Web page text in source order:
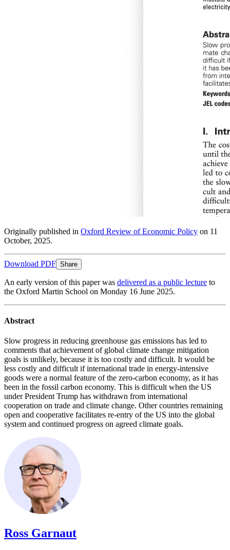
Originally published in ​​​​‌ ‍ ​‍​‍‌‍ ‌ ​‍‌‍‍‌‌‍‌ ‌‍‍‌‌‍ ‍​‍​‍​ ‍‍​‍​‍‌ ​ ‌‍​‌‌‍ ‍‌‍‍‌‌ ‌​‌ ‍‌​‍ ‍‌‍‍‌‌‍ ​‍​‍​‍ ​​‍​‍‌‍‍​‌ ​‍‌‍‌‌‌‍‌‍​‍​‍​ ‍‍​‍​‍‌‍‍​‌ ‌​‌ ‌​‌ ​​​ ‍‍​‍ ​‍ ‌‍ ​‌‍ ‌‍​ ‌‍​‌‌‍ ​‌‍‍​‌‍ ‌ ​ ‌ ‌​​ ‍‍​ ​ ​ ​ ​ ​ ​ ​ ​‍ ‌‍‍‌‌‍ ‍‌ ‌​‌‍‌‌‌‍ ‍‌ ‌​​‍ ‌‍‌‌‌‍‌​‌‍‍‌‌ ‌​​‍ ‌‍ ‌‌‍ ‌‍‌​‌‍‌‌​ ‌‌ ​​‌ ​‍‌‍‌‌‌ ​ ‌‍‌‌‌‍ ‍‌ ‌​‌‍​‌‌ ‌​‌‍‍‌‌‍ ‌‍ ‍​ ‍ ‌‍‍‌‌‍‌​​ ‌‌‍‌‍‌‍‌​​ ​‍​ ​​​ ‌​‌‍​‍​ ​ ‌‍‌‍​‍ ‌​ ​ ​ ‌‍‌‍‌​​ ‍​​‍ ‌​ ‌​‌‍​‌​ ​‍​ ‌‍​‍ ‌‌‍​‍‌‍​‍‌‍​‍‌‍‌‍​‍ ‌​ ‌​‌‍​‌‌‍​‍​ ‍‌‌‍​‍​ ‌‌‌‍​‌​ ‌‍​ ‍‌​ ‍​​ ​ ​ ‍​​ ‍ ‌ ‌​‌ ‍‌‌ ​​‌‍‌‌​ ‌‌ ‌ ‌‍ ‌ ​‍‌‍‍ ​ ‍ ‌ ​​‌‍​‌‌ ‌​‌‍‍​​ ‌‌‍ ​‌‍ ‌‍​ ‌‍​‌‌ ‌​‌‍‍‌‌‍ ‌‍ ‍‌‌​‍‌‍‌‌‌‍‌‍‌‍‌‌‌ ​‍‌‍‌‌‌‍ ‍‌‍​ ‌‍‌‌​‍‌‌​ ‌‌‌​​‍‌‌ ‌‍‍ ‌‍‌‌‌ ‍‌​‍‌‌​ ​ ‌​‌​​‍‌‌​ ​ ‌​‌​​‍‌‌​ ​‍​ ​‍​ ​ ​ ‌​​ ​ ​ ‌‌​ ‌ ‌‍​‌​ ​‌‌‍‌‍‌‍‌‌​ ​‍​ ‌‌​ ‍‌​‍‌‌​ ​‍​ ​‍​‍‌‌​ ‌‌‌​‌​​‍ ‍‌‍​ ‌‍‍​‌‍‍‌‌‍ ​‌‍‌​‌ ​‍‌‍‌‌‌‍ ‍​‍‌‌​ ‌‌‌​​‍‌‌ ‌‍‍ ‌‍‌‌‌ ‍‌​‍‌‌​ ​ ‌​‌​​‍‌‌​ ​ ‌​‌​​‍‌‌​ ​‍​ ​‍​ ‌​​ ​​​ ‍‌‌‍‌​​ ‌ ‌‍‌​​ ​‌​ ‌‍​ ​‍​ ‌ ‌‍‌‌​ ​‍​‍‌‌​ ​‍​ ​‍​‍‌‌​ ‌‌‌​‌​​‍ ‍‌ ‌​‌‍‌‌‌ ‍​‌ ‌​​ ‌‍​‍‌‍​‌‌ ​ ‌‍‌‌‌‌‌‌‌ ​‍‌‍ ​​ ‌‌‍‍​‌ ‌​‌ ‌​‌ ​​​‍‌‌​ ​ ‌​​‌​‍‌‌​ ​‍‌​‌‍​‍‌‌​ ​‍‌​‌‍‌‍ ​‌‍ ‌‍​ ‌‍​‌‌‍ ​‌‍‍​‌‍ ‌ ​ ‌ ‌​​‍‌‌​ ​ ‌​​‌​ ​ ​ ​ ​ ​ ​ ​ ​‍‌‍‌‍‍‌‌‍‌​​ ‌‌‍‌‍‌‍‌​​ ​‍​ ​​​ ‌​‌‍​‍​ ​ ‌‍‌‍​‍ ‌​ ​ ​ ‌‍‌‍‌​​ ‍​​‍ ‌​ ‌​‌‍​‌​ ​‍​ ‌‍​‍ ‌‌‍​‍‌‍​‍‌‍​‍‌‍‌‍​‍ ‌​ ‌​‌‍​‌‌‍​‍​ ‍‌‌‍​‍​ ‌‌‌‍​‌​ ‌‍​ ‍‌​ ‍​​ ​ ​ ‍​​‍‌‍‌ ‌​‌ ‍‌‌ ​​‌‍‌‌​ ‌‌ ‌ ‌‍ ‌ ​‍‌‍‍ ​‍‌‍‌ ​​‌‍​‌‌ ‌​‌‍‍​​ ‌‌‍ ​‌‍ ‌‍​ ‌‍​‌‌ ‌​‌‍‍‌‌‍ ‌‍ ‍‌‌​‍‌‍‌‌‌‍‌‍‌‍‌‌‌ ​‍‌‍‌‌‌‍ ‍‌‍​ ‌‍‌‌​‍‌‌​ ‌‌‌​​‍‌‌ ‌‍‍ ‌‍‌‌‌ ‍‌​‍‌‌​ ​ ‌​‌​​‍‌‌​ ​ ‌​‌​​‍‌‌​ ​‍​ ​‍​ ​ ​ ‌​​ ​ ​ ‌‌​ ‌ ‌‍​‌​ ​‌‌‍‌‍‌‍‌‌​ ​‍​ ‌‌​ ‍‌​‍‌‌​ ​‍​ ​‍​‍‌‌​ ‌‌‌​‌​​‍ ‍‌‍​ ‌‍‍​‌‍‍‌‌‍ ​‌‍‌​‌ ​‍‌‍‌‌‌‍ ‍​‍‌‌​ ‌‌‌​​‍‌‌ ‌‍‍ ‌‍‌‌‌ ‍‌​‍‌‌​ ​ ‌​‌​​‍‌‌​ ​ ‌​‌​​‍‌‌​ ​‍​ ​‍​ ‌​​ ​​​ ‍‌‌‍‌​​ ‌ ‌‍‌​​ ​‌​ ‌‍​ ​‍​ ‌ ‌‍‌‌​ ​‍​‍‌‌​ ​‍​ ​‍​‍‌‌​ ‌‌‌​‌​​‍ ‍‌ ‌​‌‍‌‌‌ ‍​‌ ‌​​‍‌‍‌ ​​‌‍‌‌‌ ​‍‌ ​ ‌ ​​‌‍‌‌‌‍​ ‌ ‌​‌‍‍‌‌ ‌‍‌‍‌‌​ ‌‌ ​​‌ ‌‌‌‍​‍‌‍ ​‌‍‍‌‌ ​ ‌‍‍​‌‍‌‌‌‍‌​​‍​‍‌ ‌ Oxford Review of Economic Policy​​​​‌ ‍ ​‍​‍‌‍ ‌ ​‍‌‍‍‌‌‍‌ ‌‍‍‌‌‍ ‍​‍​‍​ ‍‍​‍​‍‌ ​ ‌‍​‌‌‍ ‍‌‍‍‌‌ ‌​‌ ‍‌​‍ ‍‌‍‍‌‌‍ ​‍​‍​‍ ​​‍​‍‌‍‍​‌ ​‍‌‍‌‌‌‍‌‍​‍​‍​ ‍‍​‍​‍‌‍‍​‌ ‌​‌ ‌​‌ ​​​ ‍‍​‍ ​‍ ‌‍ ​‌‍ ‌‍​ ‌‍​‌‌‍ ​‌‍‍​‌‍ ‌ ​ ‌ ‌​​ ‍‍​ ​ ​ ​ ​ ​ ​ ​ ​‍ ‌‍‍‌‌‍ ‍‌ ‌​‌‍‌‌‌‍ ‍‌ ‌​​‍ ‌‍‌‌‌‍‌​‌‍‍‌‌ ‌​​‍ ‌‍ ‌‌‍ ‌‍‌​‌‍‌‌​ ‌‌ ​​‌ ​‍‌‍‌‌‌ ​ ‌‍‌‌‌‍ ‍‌ ‌​‌‍​‌‌ ‌​‌‍‍‌‌‍ ‌‍ ‍​ ‍ ‌‍‍‌‌‍‌​​ ‌‌‍‌‍‌‍‌​​ ​‍​ ​​​ ‌​‌‍​‍​ ​ ‌‍‌‍​‍ ‌​ ​ ​ ‌‍‌‍‌​​ ‍​​‍ ‌​ ‌​‌‍​‌​ ​‍​ ‌‍​‍ ‌‌‍​‍‌‍​‍‌‍​‍‌‍‌‍​‍ ‌​ ‌​‌‍​‌‌‍​‍​ ‍‌‌‍​‍​ ‌‌‌‍​‌​ ‌‍​ ‍‌​ ‍​​ ​ ​ ‍​​ ‍ ‌ ‌​‌ ‍‌‌ ​​‌‍‌‌​ ‌‌ ‌ ‌‍ ‌ ​‍‌‍‍ ​ ‍ ‌ ​​‌‍​‌‌ ‌​‌‍‍​​ ‌‌‍ ​‌‍ ‌‍​ ‌‍​‌‌ ‌​‌‍‍‌‌‍ ‌‍ ‍‌‌​‍‌‍‌‌‌‍‌‍‌‍‌‌‌ ​‍‌‍‌‌‌‍ ‍‌‍​ ‌‍‌‌​‍‌‌​ ‌‌‌​​‍‌‌ ‌‍‍ ‌‍‌‌‌ ‍‌​‍‌‌​ ​ ‌​‌​​‍‌‌​ ​ ‌​‌​​‍‌‌​ ​‍​ ​‍​ ​ ​ ‌​​ ​ ​ ‌‌​ ‌ ‌‍​‌​ ​‌‌‍‌‍‌‍‌‌​ ​‍​ ‌‌​ ‍‌​‍‌‌​ ​‍​ ​‍​‍‌‌​ ‌‌‌​‌​​‍ ‍‌‍​ ‌‍‍​‌‍‍‌‌‍ ​‌‍‌​‌ ​‍‌‍‌‌‌‍ ‍​‍‌‌​ ‌‌‌​​‍‌‌ ‌‍‍ ‌‍‌‌‌ ‍‌​‍‌‌​ ​ ‌​‌​​‍‌‌​ ​ ‌​‌​​‍‌‌​ ​‍​ ​‍​ ‌‍​ ‍​‌‍​ ​ ‌‍​ ​‌‌‍​ ‌‍​‌‌‍‌​​ ‌​​ ‌ ‌‍‌​​ ‍​​‍‌‌​ ​‍​ ​‍​‍‌‌​ ‌‌‌​‌​​‍ ‍‌ ‌​‌‍‌‌‌ ‍​‌ ‌​​ ‌‍​‍‌‍​‌‌ ​ ‌‍‌‌‌‌‌‌‌ ​‍‌‍ ​​ ‌‌‍‍​‌ ‌​‌ ‌​‌ ​​​‍‌‌​ ​ ‌​​‌​‍‌‌​ ​‍‌​‌‍​‍‌‌​ ​‍‌​‌‍‌‍ ​‌‍ ‌‍​ ‌‍​‌‌‍ ​‌‍‍​‌‍ ‌ ​ ‌ ‌​​‍‌‌​ ​ ‌​​‌​ ​ ​ ​ ​ ​ ​ ​ ​‍‌‍‌‍‍‌‌‍‌​​ ‌‌‍‌‍‌‍‌​​ ​‍​ ​​​ ‌​‌‍​‍​ ​ ‌‍‌‍​‍ ‌​ ​ ​ ‌‍‌‍‌​​ ‍​​‍ ‌​ ‌​‌‍​‌​ ​‍​ ‌‍​‍ ‌‌‍​‍‌‍​‍‌‍​‍‌‍‌‍​‍ ‌​ ‌​‌‍​‌‌‍​‍​ ‍‌‌‍​‍​ ‌‌‌‍​‌​ ‌‍​ ‍‌​ ‍​​ ​ ​ ‍​​‍‌‍‌ ‌​‌ ‍‌‌ ​​‌‍‌‌​ ‌‌ ‌ ‌‍ ‌ ​‍‌‍‍ ​‍‌‍‌ ​​‌‍​‌‌ ‌​‌‍‍​​ ‌‌‍ ​‌‍ ‌‍​ ‌‍​‌‌ ‌​‌‍‍‌‌‍ ‌‍ ‍‌‌​‍‌‍‌‌‌‍‌‍‌‍‌‌‌ ​‍‌‍‌‌‌‍ ‍‌‍​ ‌‍‌‌​‍‌‌​ ‌‌‌​​‍‌‌ ‌‍‍ ‌‍‌‌‌ ‍‌​‍‌‌​ ​ ‌​‌​​‍‌‌​ ​ ‌​‌​​‍‌‌​ ​‍​ ​‍​ ​ ​ ‌​​ ​ ​ ‌‌​ ‌ ‌‍​‌​ ​‌‌‍‌‍‌‍‌‌​ ​‍​ ‌‌​ ‍‌​‍‌‌​ ​‍​ ​‍​‍‌‌​ ‌‌‌​‌​​‍ ‍‌‍​ ‌‍‍​‌‍‍‌‌‍ ​‌‍‌​‌ ​‍‌‍‌‌‌‍ ‍​‍‌‌​ ‌‌‌​​‍‌‌ ‌‍‍ ‌‍‌‌‌ ‍‌​‍‌‌​ ​ ‌​‌​​‍‌‌​ ​ ‌​‌​​‍‌‌​ ​‍​ ​‍​ ‌‍​ ‍​‌‍​ ​ ‌‍​ ​‌‌‍​ ‌‍​‌‌‍‌​​ ‌​​ ‌ ‌‍‌​​ ‍​​‍‌‌​ ​‍​ ​‍​‍‌‌​ ‌‌‌​‌​​‍ ‍‌ ‌​‌‍‌‌‌ ‍​‌ ‌​​‍‌‍‌ ​​‌‍‌‌‌ ​‍‌ ​ ‌ ​​‌‍‌‌‌‍​ ‌ ‌​‌‍‍‌‌ ‌‍‌‍‌‌​ ‌‌ ​​‌ ‌‌‌‍​‍‌‍ ​‌‍‍‌‌ ​ ‌‍‍​‌‍‌‌‌‍‌​​‍​‍‌ ‌ on 11
October, 2025. ​​​​‌ ‍ ​‍​‍‌‍ ‌ ​‍‌‍‍‌‌‍‌ ‌‍‍‌‌‍ ‍​‍​‍​ ‍‍​‍​‍‌ ​ ‌‍​‌‌‍ ‍‌‍‍‌‌ ‌​‌ ‍‌​‍ ‍‌‍‍‌‌‍ ​‍​‍​‍ ​​‍​‍‌‍‍​‌ ​‍‌‍‌‌‌‍‌‍​‍​‍​ ‍‍​‍​‍‌‍‍​‌ ‌​‌ ‌​‌ ​​​ ‍‍​‍ ​‍ ‌‍ ​‌‍ ‌‍​ ‌‍​‌‌‍ ​‌‍‍​‌‍ ‌ ​ ‌ ‌​​ ‍‍​ ​ ​ ​ ​ ​ ​ ​ ​‍ ‌‍‍‌‌‍ ‍‌ ‌​‌‍‌‌‌‍ ‍‌ ‌​​‍ ‌‍‌‌‌‍‌​‌‍‍‌‌ ‌​​‍ ‌‍ ‌‌‍ ‌‍‌​‌‍‌‌​ ‌‌ ​​‌ ​‍‌‍‌‌‌ ​ ‌‍‌‌‌‍ ‍‌ ‌​‌‍​‌‌ ‌​‌‍‍‌‌‍ ‌‍ ‍​ ‍ ‌‍‍‌‌‍‌​​ ‌‌‍‌‍‌‍‌​​ ​‍​ ​​​ ‌​‌‍​‍​ ​ ‌‍‌‍​‍ ‌​ ​ ​ ‌‍‌‍‌​​ ‍​​‍ ‌​ ‌​‌‍​‌​ ​‍​ ‌‍​‍ ‌‌‍​‍‌‍​‍‌‍​‍‌‍‌‍​‍ ‌​ ‌​‌‍​‌‌‍​‍​ ‍‌‌‍​‍​ ‌‌‌‍​‌​ ‌‍​ ‍‌​ ‍​​ ​ ​ ‍​​ ‍ ‌ ‌​‌ ‍‌‌ ​​‌‍‌‌​ ‌‌ ‌ ‌‍ ‌ ​‍‌‍‍ ​ ‍ ‌ ​​‌‍​‌‌ ‌​‌‍‍​​ ‌‌‍ ​‌‍ ‌‍​ ‌‍​‌‌ ‌​‌‍‍‌‌‍ ‌‍ ‍‌‌​‍‌‍‌‌‌‍‌‍‌‍‌‌‌ ​‍‌‍‌‌‌‍ ‍‌‍​ ‌‍‌‌​‍‌‌​ ‌‌‌​​‍‌‌ ‌‍‍ ‌‍‌‌‌ ‍‌​‍‌‌​ ​ ‌​‌​​‍‌‌​ ​ ‌​‌​​‍‌‌​ ​‍​ ​‍​ ​ ​ ‌​​ ​ ​ ‌‌​ ‌ ‌‍​‌​ ​‌‌‍‌‍‌‍‌‌​ ​‍​ ‌‌​ ‍‌​‍‌‌​ ​‍​ ​‍​‍‌‌​ ‌‌‌​‌​​‍ ‍‌‍​ ‌‍‍​‌‍‍‌‌‍ ​‌‍‌​‌ ​‍‌‍‌‌‌‍ ‍​‍‌‌​ ‌‌‌​​‍‌‌ ‌‍‍ ‌‍‌‌‌ ‍‌​‍‌‌​ ​ ‌​‌​​‍‌‌​ ​ ‌​‌​​‍‌‌​ ​‍​ ​‍‌‍​‍​ ‌‌‌‍‌​​ ​‍​ ​‍‌‍‌‌‌‍‌‌‌‍​‍‌‍‌​​ ​‍‌‍​‍‌‍​ ​‍‌‌​ ​‍​ ​‍​‍‌‌​ ‌‌‌​‌​​‍ ‍‌ ‌​‌‍‌‌‌ ‍​‌ ‌​​ ‌‍​‍‌‍​‌‌ ​ ‌‍‌‌‌‌‌‌‌ ​‍‌‍ ​​ ‌‌‍‍​‌ ‌​‌ ‌​‌ ​​​‍‌‌​ ​ ‌​​‌​‍‌‌​ ​‍‌​‌‍​‍‌‌​ ​‍‌​‌‍‌‍ ​‌‍ ‌‍​ ‌‍​‌‌‍ ​‌‍‍​‌‍ ‌ ​ ‌ ‌​​‍‌‌​ ​ ‌​​‌​ ​ ​ ​ ​ ​ ​ ​ ​‍‌‍‌‍‍‌‌‍‌​​ ‌‌‍‌‍‌‍‌​​ ​‍​ ​​​ ‌​‌‍​‍​ ​ ‌‍‌‍​‍ ‌​ ​ ​ ‌‍‌‍‌​​ ‍​​‍ ‌​ ‌​‌‍​‌​ ​‍​ ‌‍​‍ ‌‌‍​‍‌‍​‍‌‍​‍‌‍‌‍​‍ ‌​ ‌​‌‍​‌‌‍​‍​ ‍‌‌‍​‍​ ‌‌‌‍​‌​ ‌‍​ ‍‌​ ‍​​ ​ ​ ‍​​‍‌‍‌ ‌​‌ ‍‌‌ ​​‌‍‌‌​ ‌‌ ‌ ‌‍ ‌ ​‍‌‍‍ ​‍‌‍‌ ​​‌‍​‌‌ ‌​‌‍‍​​ ‌‌‍ ​‌‍ ‌‍​ ‌‍​‌‌ ‌​‌‍‍‌‌‍ ‌‍ ‍‌‌​‍‌‍‌‌‌‍‌‍‌‍‌‌‌ ​‍‌‍‌‌‌‍ ‍‌‍​ ‌‍‌‌​‍‌‌​ ‌‌‌​​‍‌‌ ‌‍‍ ‌‍‌‌‌ ‍‌​‍‌‌​ ​ ‌​‌​​‍‌‌​ ​ ‌​‌​​‍‌‌​ ​‍​ ​‍​ ​ ​ ‌​​ ​ ​ ‌‌​ ‌ ‌‍​‌​ ​‌‌‍‌‍‌‍‌‌​ ​‍​ ‌‌​ ‍‌​‍‌‌​ ​‍​ ​‍​‍‌‌​ ‌‌‌​‌​​‍ ‍‌‍​ ‌‍‍​‌‍‍‌‌‍ ​‌‍‌​‌ ​‍‌‍‌‌‌‍ ‍​‍‌‌​ ‌‌‌​​‍‌‌ ‌‍‍ ‌‍‌‌‌ ‍‌​‍‌‌​ ​ ‌​‌​​‍‌‌​ ​ ‌​‌​​‍‌‌​ ​‍​ ​‍‌‍​‍​ ‌‌‌‍‌​​ ​‍​ ​‍‌‍‌‌‌‍‌‌‌‍​‍‌‍‌​​ ​‍‌‍​‍‌‍​ ​‍‌‌​ ​‍​ ​‍​‍‌‌​ ‌‌‌​‌​​‍ ‍‌ ‌​‌‍‌‌‌ ‍​‌ ‌​​‍‌‍‌ ​​‌‍‌‌‌ ​‍‌ ​ ‌ ​​‌‍‌‌‌‍​ ‌ ‌​‌‍‍‌‌ ‌‍‌‍‌‌​ ‌‌ ​​‌ ‌‌‌‍​‍‌‍ ​‌‍‍‌‌ ​ ‌‍‍​‌‍‌‌‌‍‌​​‍​‍‌ ‌
Download PDF​​​​‌ ‍ ​‍​‍‌‍ ‌ ​‍‌‍‍‌‌‍‌ ‌‍‍‌‌‍ ‍​‍​‍​ ‍‍​‍​‍‌ ​ ‌‍​‌‌‍ ‍‌‍‍‌‌ ‌​‌ ‍‌​‍ ‍‌‍‍‌‌‍ ​‍​‍​‍ ​​‍​‍‌‍‍​‌ ​‍‌‍‌‌‌‍‌‍​‍​‍​ ‍‍​‍​‍‌‍‍​‌ ‌​‌ ‌​‌ ​​​ ‍‍​‍ ​‍ ‌‍ ​‌‍ ‌‍​ ‌‍​‌‌‍ ​‌‍‍​‌‍ ‌ ​ ‌ ‌​​ ‍‍​ ​ ​ ​ ​ ​ ​ ​ ​‍ ‌‍‍‌‌‍ ‍‌ ‌​‌‍‌‌‌‍ ‍‌ ‌​​‍ ‌‍‌‌‌‍‌​‌‍‍‌‌ ‌​​‍ ‌‍ ‌‌‍ ‌‍‌​‌‍‌‌​ ‌‌ ​​‌ ​‍‌‍‌‌‌ ​ ‌‍‌‌‌‍ ‍‌ ‌​‌‍​‌‌ ‌​‌‍‍‌‌‍ ‌‍ ‍​ ‍ ‌‍‍‌‌‍‌​​ ‌‌‍‌‍‌‍‌​​ ​‍​ ​​​ ‌​‌‍​‍​ ​ ‌‍‌‍​‍ ‌​ ​ ​ ‌‍‌‍‌​​ ‍​​‍ ‌​ ‌​‌‍​‌​ ​‍​ ‌‍​‍ ‌‌‍​‍‌‍​‍‌‍​‍‌‍‌‍​‍ ‌​ ‌​‌‍​‌‌‍​‍​ ‍‌‌‍​‍​ ‌‌‌‍​‌​ ‌‍​ ‍‌​ ‍​​ ​ ​ ‍​​ ‍ ‌ ‌​‌ ‍‌‌ ​​‌‍‌‌​ ‌‌ ‌ ‌‍ ‌ ​‍‌‍‍ ​ ‍ ‌ ​​‌‍​‌‌ ‌​‌‍‍​​ ‌‌‍‌​‌‍ ‌ ‌ ‌‍ ‍‌‍ ​‌‍ ‌‍​‌‌‍‌​‌ ​ ‌​​‌‌‍ ‍‌‍‌​‌​ ​‌‍‍‌‌‍ ‍‌‍‍ ‌ ​ ​‍‌‌​ ‌‌‌​​‍‌‌ ‌‍‍ ‌‍‌‌‌ ‍‌​‍‌‌​ ​ ‌​‌​​‍‌‌​ ​ ‌​‌​​‍‌‌​ ​‍​ ​‍​ ‌‍​ ‌‍‌‍‌​​ ​ ​ ‌​‌‍​‌​ ​​‌‍‌‍‌‍‌‍‌‍‌​​ ​‍‌‍‌​​‍‌‌​ ​‍​ ​‍​‍‌‌​ ‌‌‌​‌​​‍ ‍‌ ‌​‌‍‍‌‌ ‌​‌‍ ​‌‍‌‌​ ‌‍​‍‌‍​‌‌ ​ ‌‍‌‌‌‌‌‌‌ ​‍‌‍ ​​ ‌‌‍‍​‌ ‌​‌ ‌​‌ ​​​‍‌‌​ ​ ‌​​‌​‍‌‌​ ​‍‌​‌‍​‍‌‌​ ​‍‌​‌‍‌‍ ​‌‍ ‌‍​ ‌‍​‌‌‍ ​‌‍‍​‌‍ ‌ ​ ‌ ‌​​‍‌‌​ ​ ‌​​‌​ ​ ​ ​ ​ ​ ​ ​ ​‍‌‍‌‍‍‌‌‍‌​​ ‌‌‍‌‍‌‍‌​​ ​‍​ ​​​ ‌​‌‍​‍​ ​ ‌‍‌‍​‍ ‌​ ​ ​ ‌‍‌‍‌​​ ‍​​‍ ‌​ ‌​‌‍​‌​ ​‍​ ‌‍​‍ ‌‌‍​‍‌‍​‍‌‍​‍‌‍‌‍​‍ ‌​ ‌​‌‍​‌‌‍​‍​ ‍‌‌‍​‍​ ‌‌‌‍​‌​ ‌‍​ ‍‌​ ‍​​ ​ ​ ‍​​‍‌‍‌ ‌​‌ ‍‌‌ ​​‌‍‌‌​ ‌‌ ‌ ‌‍ ‌ ​‍‌‍‍ ​‍‌‍‌ ​​‌‍​‌‌ ‌​‌‍‍​​ ‌‌‍‌​‌‍ ‌ ‌ ‌‍ ‍‌‍ ​‌‍ ‌‍​‌‌‍‌​‌ ​ ‌​​‌‌‍ ‍‌‍‌​‌​ ​‌‍‍‌‌‍ ‍‌‍‍ ‌ ​ ​‍‌‌​ ‌‌‌​​‍‌‌ ‌‍‍ ‌‍‌‌‌ ‍‌​‍‌‌​ ​ ‌​‌​​‍‌‌​ ​ ‌​‌​​‍‌‌​ ​‍​ ​‍​ ‌‍​ ‌‍‌‍‌​​ ​ ​ ‌​‌‍​‌​ ​​‌‍‌‍‌‍‌‍‌‍‌​​ ​‍‌‍‌​​‍‌‌​ ​‍​ ​‍​‍‌‌​ ‌‌‌​‌​​‍ ‍‌ ‌​‌‍‍‌‌ ‌​‌‍ ​‌‍‌‌​‍‌‍‌ ​​‌‍‌‌‌ ​‍‌ ​ ‌ ​​‌‍‌‌‌‍​ ‌ ‌​‌‍‍‌‌ ‌‍‌‍‌‌​ ‌‌ ​​‌ ‌‌‌‍​‍‌‍ ​‌‍‍‌‌ ​ ‌‍‍​‌‍‌‌‌‍‌​​‍​‍‌ ‌ Share
An early version of this paper was ​​​​‌ ‍ ​‍​‍‌‍ ‌ ​‍‌‍‍‌‌‍‌ ‌‍‍‌‌‍ ‍​‍​‍​ ‍‍​‍​‍‌ ​ ‌‍​‌‌‍ ‍‌‍‍‌‌ ‌​‌ ‍‌​‍ ‍‌‍‍‌‌‍ ​‍​‍​‍ ​​‍​‍‌‍‍​‌ ​‍‌‍‌‌‌‍‌‍​‍​‍​ ‍‍​‍​‍‌‍‍​‌ ‌​‌ ‌​‌ ​​​ ‍‍​‍ ​‍ ‌‍ ​‌‍ ‌‍​ ‌‍​‌‌‍ ​‌‍‍​‌‍ ‌ ​ ‌ ‌​​ ‍‍​ ​ ​ ​ ​ ​ ​ ​ ​‍ ‌‍‍‌‌‍ ‍‌ ‌​‌‍‌‌‌‍ ‍‌ ‌​​‍ ‌‍‌‌‌‍‌​‌‍‍‌‌ ‌​​‍ ‌‍ ‌‌‍ ‌‍‌​‌‍‌‌​ ‌‌ ​​‌ ​‍‌‍‌‌‌ ​ ‌‍‌‌‌‍ ‍‌ ‌​‌‍​‌‌ ‌​‌‍‍‌‌‍ ‌‍ ‍​ ‍ ‌‍‍‌‌‍‌​​ ‌‌‍‌‍‌‍‌​​ ​‍​ ​​​ ‌​‌‍​‍​ ​ ‌‍‌‍​‍ ‌​ ​ ​ ‌‍‌‍‌​​ ‍​​‍ ‌​ ‌​‌‍​‌​ ​‍​ ‌‍​‍ ‌‌‍​‍‌‍​‍‌‍​‍‌‍‌‍​‍ ‌​ ‌​‌‍​‌‌‍​‍​ ‍‌‌‍​‍​ ‌‌‌‍​‌​ ‌‍​ ‍‌​ ‍​​ ​ ​ ‍​​ ‍ ‌ ‌​‌ ‍‌‌ ​​‌‍‌‌​ ‌‌ ‌ ‌‍ ‌ ​‍‌‍‍ ​ ‍ ‌ ​​‌‍​‌‌ ‌​‌‍‍​​ ‌‌‍​ ‌‍ ‌‍ ‍‌ ‌​‌‍‌‌‌‍ ‍‌ ‌​​‍‌‌​ ‌‌‌​​‍‌‌ ‌‍‍ ‌‍‌‌‌ ‍‌​‍‌‌​ ​ ‌​‌​​‍‌‌​ ​ ‌​‌​​‍‌‌​ ​‍​ ​‍​ ​ ​ ‌​​ ​ ​ ‌‌​ ‌ ‌‍​‌​ ​‌‌‍‌‍‌‍‌‌​ ​‍​ ‌‌​ ‍‌​‍‌‌​ ​‍​ ​‍​‍‌‌​ ‌‌‌​‌​​‍ ‍‌‍​ ‌‍‍​‌‍‍‌‌‍ ​‌‍‌​‌ ​‍‌‍‌‌‌‍ ‍​‍‌‌​ ‌‌‌​​‍‌‌ ‌‍‍ ‌‍‌‌‌ ‍‌​‍‌‌​ ​ ‌​‌​​‍‌‌​ ​ ‌​‌​​‍‌‌​ ​‍​ ​‍‌‍​‍​ ‌‌‌‍‌​​ ​‍​ ​‍‌‍‌‌‌‍‌‌‌‍​‍‌‍‌​​ ​‍‌‍​‍‌‍​ ​‍‌‌​ ​‍​ ​‍​‍‌‌​ ‌‌‌​‌​​‍ ‍‌ ‌​‌‍‌‌‌ ‍​‌ ‌​​ ‌‍​‍‌‍​‌‌ ​ ‌‍‌‌‌‌‌‌‌ ​‍‌‍ ​​ ‌‌‍‍​‌ ‌​‌ ‌​‌ ​​​‍‌‌​ ​ ‌​​‌​‍‌‌​ ​‍‌​‌‍​‍‌‌​ ​‍‌​‌‍‌‍ ​‌‍ ‌‍​ ‌‍​‌‌‍ ​‌‍‍​‌‍ ‌ ​ ‌ ‌​​‍‌‌​ ​ ‌​​‌​ ​ ​ ​ ​ ​ ​ ​ ​‍‌‍‌‍‍‌‌‍‌​​ ‌‌‍‌‍‌‍‌​​ ​‍​ ​​​ ‌​‌‍​‍​ ​ ‌‍‌‍​‍ ‌​ ​ ​ ‌‍‌‍‌​​ ‍​​‍ ‌​ ‌​‌‍​‌​ ​‍​ ‌‍​‍ ‌‌‍​‍‌‍​‍‌‍​‍‌‍‌‍​‍ ‌​ ‌​‌‍​‌‌‍​‍​ ‍‌‌‍​‍​ ‌‌‌‍​‌​ ‌‍​ ‍‌​ ‍​​ ​ ​ ‍​​‍‌‍‌ ‌​‌ ‍‌‌ ​​‌‍‌‌​ ‌‌ ‌ ‌‍ ‌ ​‍‌‍‍ ​‍‌‍‌ ​​‌‍​‌‌ ‌​‌‍‍​​ ‌‌‍​ ‌‍ ‌‍ ‍‌ ‌​‌‍‌‌‌‍ ‍‌ ‌​​‍‌‌​ ‌‌‌​​‍‌‌ ‌‍‍ ‌‍‌‌‌ ‍‌​‍‌‌​ ​ ‌​‌​​‍‌‌​ ​ ‌​‌​​‍‌‌​ ​‍​ ​‍​ ​ ​ ‌​​ ​ ​ ‌‌​ ‌ ‌‍​‌​ ​‌‌‍‌‍‌‍‌‌​ ​‍​ ‌‌​ ‍‌​‍‌‌​ ​‍​ ​‍​‍‌‌​ ‌‌‌​‌​​‍ ‍‌‍​ ‌‍‍​‌‍‍‌‌‍ ​‌‍‌​‌ ​‍‌‍‌‌‌‍ ‍​‍‌‌​ ‌‌‌​​‍‌‌ ‌‍‍ ‌‍‌‌‌ ‍‌​‍‌‌​ ​ ‌​‌​​‍‌‌​ ​ ‌​‌​​‍‌‌​ ​‍​ ​‍‌‍​‍​ ‌‌‌‍‌​​ ​‍​ ​‍‌‍‌‌‌‍‌‌‌‍​‍‌‍‌​​ ​‍‌‍​‍‌‍​ ​‍‌‌​ ​‍​ ​‍​‍‌‌​ ‌‌‌​‌​​‍ ‍‌ ‌​‌‍‌‌‌ ‍​‌ ‌​​‍‌‍‌ ​​‌‍‌‌‌ ​‍‌ ​ ‌ ​​‌‍‌‌‌‍​ ‌ ‌​‌‍‍‌‌ ‌‍‌‍‌‌​ ‌‌ ​​‌ ‌‌‌‍​‍‌‍ ​‌‍‍‌‌ ​ ‌‍‍​‌‍‌‌‌‍‌​​‍​‍‌ ‌ delivered as a public lecture​​​​‌ ‍ ​‍​‍‌‍ ‌ ​‍‌‍‍‌‌‍‌ ‌‍‍‌‌‍ ‍​‍​‍​ ‍‍​‍​‍‌ ​ ‌‍​‌‌‍ ‍‌‍‍‌‌ ‌​‌ ‍‌​‍ ‍‌‍‍‌‌‍ ​‍​‍​‍ ​​‍​‍‌‍‍​‌ ​‍‌‍‌‌‌‍‌‍​‍​‍​ ‍‍​‍​‍‌‍‍​‌ ‌​‌ ‌​‌ ​​​ ‍‍​‍ ​‍ ‌‍ ​‌‍ ‌‍​ ‌‍​‌‌‍ ​‌‍‍​‌‍ ‌ ​ ‌ ‌​​ ‍‍​ ​ ​ ​ ​ ​ ​ ​ ​‍ ‌‍‍‌‌‍ ‍‌ ‌​‌‍‌‌‌‍ ‍‌ ‌​​‍ ‌‍‌‌‌‍‌​‌‍‍‌‌ ‌​​‍ ‌‍ ‌‌‍ ‌‍‌​‌‍‌‌​ ‌‌ ​​‌ ​‍‌‍‌‌‌ ​ ‌‍‌‌‌‍ ‍‌ ‌​‌‍​‌‌ ‌​‌‍‍‌‌‍ ‌‍ ‍​ ‍ ‌‍‍‌‌‍‌​​ ‌‌‍‌‍‌‍‌​​ ​‍​ ​​​ ‌​‌‍​‍​ ​ ‌‍‌‍​‍ ‌​ ​ ​ ‌‍‌‍‌​​ ‍​​‍ ‌​ ‌​‌‍​‌​ ​‍​ ‌‍​‍ ‌‌‍​‍‌‍​‍‌‍​‍‌‍‌‍​‍ ‌​ ‌​‌‍​‌‌‍​‍​ ‍‌‌‍​‍​ ‌‌‌‍​‌​ ‌‍​ ‍‌​ ‍​​ ​ ​ ‍​​ ‍ ‌ ‌​‌ ‍‌‌ ​​‌‍‌‌​ ‌‌ ‌ ‌‍ ‌ ​‍‌‍‍ ​ ‍ ‌ ​​‌‍​‌‌ ‌​‌‍‍​​ ‌‌‍​ ‌‍ ‌‍ ‍‌ ‌​‌‍‌‌‌‍ ‍‌ ‌​​‍‌‌​ ‌‌‌​​‍‌‌ ‌‍‍ ‌‍‌‌‌ ‍‌​‍‌‌​ ​ ‌​‌​​‍‌‌​ ​ ‌​‌​​‍‌‌​ ​‍​ ​‍​ ​ ​ ‌​​ ​ ​ ‌‌​ ‌ ‌‍​‌​ ​‌‌‍‌‍‌‍‌‌​ ​‍​ ‌‌​ ‍‌​‍‌‌​ ​‍​ ​‍​‍‌‌​ ‌‌‌​‌​​‍ ‍‌‍​ ‌‍‍​‌‍‍‌‌‍ ​‌‍‌​‌ ​‍‌‍‌‌‌‍ ‍​‍‌‌​ ‌‌‌​​‍‌‌ ‌‍‍ ‌‍‌‌‌ ‍‌​‍‌‌​ ​ ‌​‌​​‍‌‌​ ​ ‌​‌​​‍‌‌​ ​‍​ ​‍‌‍‌​​ ‌ ​ ​ ‌‍​‍​ ‌ ‌‍‌‌‌‍‌‍​ ‍​​ ‍​​ ‌‍‌‍​‍‌‍‌​​‍‌‌​ ​‍​ ​‍​‍‌‌​ ‌‌‌​‌​​‍ ‍‌ ‌​‌‍‌‌‌ ‍​‌ ‌​​ ‌‍​‍‌‍​‌‌ ​ ‌‍‌‌‌‌‌‌‌ ​‍‌‍ ​​ ‌‌‍‍​‌ ‌​‌ ‌​‌ ​​​‍‌‌​ ​ ‌​​‌​‍‌‌​ ​‍‌​‌‍​‍‌‌​ ​‍‌​‌‍‌‍ ​‌‍ ‌‍​ ‌‍​‌‌‍ ​‌‍‍​‌‍ ‌ ​ ‌ ‌​​‍‌‌​ ​ ‌​​‌​ ​ ​ ​ ​ ​ ​ ​ ​‍‌‍‌‍‍‌‌‍‌​​ ‌‌‍‌‍‌‍‌​​ ​‍​ ​​​ ‌​‌‍​‍​ ​ ‌‍‌‍​‍ ‌​ ​ ​ ‌‍‌‍‌​​ ‍​​‍ ‌​ ‌​‌‍​‌​ ​‍​ ‌‍​‍ ‌‌‍​‍‌‍​‍‌‍​‍‌‍‌‍​‍ ‌​ ‌​‌‍​‌‌‍​‍​ ‍‌‌‍​‍​ ‌‌‌‍​‌​ ‌‍​ ‍‌​ ‍​​ ​ ​ ‍​​‍‌‍‌ ‌​‌ ‍‌‌ ​​‌‍‌‌​ ‌‌ ‌ ‌‍ ‌ ​‍‌‍‍ ​‍‌‍‌ ​​‌‍​‌‌ ‌​‌‍‍​​ ‌‌‍​ ‌‍ ‌‍ ‍‌ ‌​‌‍‌‌‌‍ ‍‌ ‌​​‍‌‌​ ‌‌‌​​‍‌‌ ‌‍‍ ‌‍‌‌‌ ‍‌​‍‌‌​ ​ ‌​‌​​‍‌‌​ ​ ‌​‌​​‍‌‌​ ​‍​ ​‍​ ​ ​ ‌​​ ​ ​ ‌‌​ ‌ ‌‍​‌​ ​‌‌‍‌‍‌‍‌‌​ ​‍​ ‌‌​ ‍‌​‍‌‌​ ​‍​ ​‍​‍‌‌​ ‌‌‌​‌​​‍ ‍‌‍​ ‌‍‍​‌‍‍‌‌‍ ​‌‍‌​‌ ​‍‌‍‌‌‌‍ ‍​‍‌‌​ ‌‌‌​​‍‌‌ ‌‍‍ ‌‍‌‌‌ ‍‌​‍‌‌​ ​ ‌​‌​​‍‌‌​ ​ ‌​‌​​‍‌‌​ ​‍​ ​‍‌‍‌​​ ‌ ​ ​ ‌‍​‍​ ‌ ‌‍‌‌‌‍‌‍​ ‍​​ ‍​​ ‌‍‌‍​‍‌‍‌​​‍‌‌​ ​‍​ ​‍​‍‌‌​ ‌‌‌​‌​​‍ ‍‌ ‌​‌‍‌‌‌ ‍​‌ ‌​​‍‌‍‌ ​​‌‍‌‌‌ ​‍‌ ​ ‌ ​​‌‍‌‌‌‍​ ‌ ‌​‌‍‍‌‌ ‌‍‌‍‌‌​ ‌‌ ​​‌ ‌‌‌‍​‍‌‍ ​‌‍‍‌‌ ​ ‌‍‍​‌‍‌‌‌‍‌​​‍​‍‌ ‌ to
the Oxford Martin School on Monday 16 June 2025.​​​​‌ ‍ ​‍​‍‌‍ ‌ ​‍‌‍‍‌‌‍‌ ‌‍‍‌‌‍ ‍​‍​‍​ ‍‍​‍​‍‌ ​ ‌‍​‌‌‍ ‍‌‍‍‌‌ ‌​‌ ‍‌​‍ ‍‌‍‍‌‌‍ ​‍​‍​‍ ​​‍​‍‌‍‍​‌ ​‍‌‍‌‌‌‍‌‍​‍​‍​ ‍‍​‍​‍‌‍‍​‌ ‌​‌ ‌​‌ ​​​ ‍‍​‍ ​‍ ‌‍ ​‌‍ ‌‍​ ‌‍​‌‌‍ ​‌‍‍​‌‍ ‌ ​ ‌ ‌​​ ‍‍​ ​ ​ ​ ​ ​ ​ ​ ​‍ ‌‍‍‌‌‍ ‍‌ ‌​‌‍‌‌‌‍ ‍‌ ‌​​‍ ‌‍‌‌‌‍‌​‌‍‍‌‌ ‌​​‍ ‌‍ ‌‌‍ ‌‍‌​‌‍‌‌​ ‌‌ ​​‌ ​‍‌‍‌‌‌ ​ ‌‍‌‌‌‍ ‍‌ ‌​‌‍​‌‌ ‌​‌‍‍‌‌‍ ‌‍ ‍​ ‍ ‌‍‍‌‌‍‌​​ ‌‌‍‌‍‌‍‌​​ ​‍​ ​​​ ‌​‌‍​‍​ ​ ‌‍‌‍​‍ ‌​ ​ ​ ‌‍‌‍‌​​ ‍​​‍ ‌​ ‌​‌‍​‌​ ​‍​ ‌‍​‍ ‌‌‍​‍‌‍​‍‌‍​‍‌‍‌‍​‍ ‌​ ‌​‌‍​‌‌‍​‍​ ‍‌‌‍​‍​ ‌‌‌‍​‌​ ‌‍​ ‍‌​ ‍​​ ​ ​ ‍​​ ‍ ‌ ‌​‌ ‍‌‌ ​​‌‍‌‌​ ‌‌ ‌ ‌‍ ‌ ​‍‌‍‍ ​ ‍ ‌ ​​‌‍​‌‌ ‌​‌‍‍​​ ‌‌‍​ ‌‍ ‌‍ ‍‌ ‌​‌‍‌‌‌‍ ‍‌ ‌​​‍‌‌​ ‌‌‌​​‍‌‌ ‌‍‍ ‌‍‌‌‌ ‍‌​‍‌‌​ ​ ‌​‌​​‍‌‌​ ​ ‌​‌​​‍‌‌​ ​‍​ ​‍​ ​ ​ ‌​​ ​ ​ ‌‌​ ‌ ‌‍​‌​ ​‌‌‍‌‍‌‍‌‌​ ​‍​ ‌‌​ ‍‌​‍‌‌​ ​‍​ ​‍​‍‌‌​ ‌‌‌​‌​​‍ ‍‌‍​ ‌‍‍​‌‍‍‌‌‍ ​‌‍‌​‌ ​‍‌‍‌‌‌‍ ‍​‍‌‌​ ‌‌‌​​‍‌‌ ‌‍‍ ‌‍‌‌‌ ‍‌​‍‌‌​ ​ ‌​‌​​‍‌‌​ ​ ‌​‌​​‍‌‌​ ​‍​ ​‍​ ​​‌‍‌‍‌‍​ ​ ‌​​ ‌ ‌‍​ ‌‍​ ​ ​‌​ ​​​ ​​​ ‌‌​ ​​​‍‌‌​ ​‍​ ​‍​‍‌‌​ ‌‌‌​‌​​‍ ‍‌ ‌​‌‍‌‌‌ ‍​‌ ‌​​ ‌‍​‍‌‍​‌‌ ​ ‌‍‌‌‌‌‌‌‌ ​‍‌‍ ​​ ‌‌‍‍​‌ ‌​‌ ‌​‌ ​​​‍‌‌​ ​ ‌​​‌​‍‌‌​ ​‍‌​‌‍​‍‌‌​ ​‍‌​‌‍‌‍ ​‌‍ ‌‍​ ‌‍​‌‌‍ ​‌‍‍​‌‍ ‌ ​ ‌ ‌​​‍‌‌​ ​ ‌​​‌​ ​ ​ ​ ​ ​ ​ ​ ​‍‌‍‌‍‍‌‌‍‌​​ ‌‌‍‌‍‌‍‌​​ ​‍​ ​​​ ‌​‌‍​‍​ ​ ‌‍‌‍​‍ ‌​ ​ ​ ‌‍‌‍‌​​ ‍​​‍ ‌​ ‌​‌‍​‌​ ​‍​ ‌‍​‍ ‌‌‍​‍‌‍​‍‌‍​‍‌‍‌‍​‍ ‌​ ‌​‌‍​‌‌‍​‍​ ‍‌‌‍​‍​ ‌‌‌‍​‌​ ‌‍​ ‍‌​ ‍​​ ​ ​ ‍​​‍‌‍‌ ‌​‌ ‍‌‌ ​​‌‍‌‌​ ‌‌ ‌ ‌‍ ‌ ​‍‌‍‍ ​‍‌‍‌ ​​‌‍​‌‌ ‌​‌‍‍​​ ‌‌‍​ ‌‍ ‌‍ ‍‌ ‌​‌‍‌‌‌‍ ‍‌ ‌​​‍‌‌​ ‌‌‌​​‍‌‌ ‌‍‍ ‌‍‌‌‌ ‍‌​‍‌‌​ ​ ‌​‌​​‍‌‌​ ​ ‌​‌​​‍‌‌​ ​‍​ ​‍​ ​ ​ ‌​​ ​ ​ ‌‌​ ‌ ‌‍​‌​ ​‌‌‍‌‍‌‍‌‌​ ​‍​ ‌‌​ ‍‌​‍‌‌​ ​‍​ ​‍​‍‌‌​ ‌‌‌​‌​​‍ ‍‌‍​ ‌‍‍​‌‍‍‌‌‍ ​‌‍‌​‌ ​‍‌‍‌‌‌‍ ‍​‍‌‌​ ‌‌‌​​‍‌‌ ‌‍‍ ‌‍‌‌‌ ‍‌​‍‌‌​ ​ ‌​‌​​‍‌‌​ ​ ‌​‌​​‍‌‌​ ​‍​ ​‍​ ​​‌‍‌‍‌‍​ ​ ‌​​ ‌ ‌‍​ ‌‍​ ​ ​‌​ ​​​ ​​​ ‌‌​ ​​​‍‌‌​ ​‍​ ​‍​‍‌‌​ ‌‌‌​‌​​‍ ‍‌ ‌​‌‍‌‌‌ ‍​‌ ‌​​‍‌‍‌ ​​‌‍‌‌‌ ​‍‌ ​ ‌ ​​‌‍‌‌‌‍​ ‌ ‌​‌‍‍‌‌ ‌‍‌‍‌‌​ ‌‌ ​​‌ ‌‌‌‍​‍‌‍ ​‌‍‍‌‌ ​ ‌‍‍​‌‍‌‌‌‍‌​​‍​‍‌ ‌
Abstract​​​​‌ ‍ ​‍​‍‌‍ ‌ ​‍‌‍‍‌‌‍‌ ‌‍‍‌‌‍ ‍​‍​‍​ ‍‍​‍​‍‌ ​ ‌‍​‌‌‍ ‍‌‍‍‌‌ ‌​‌ ‍‌​‍ ‍‌‍‍‌‌‍ ​‍​‍​‍ ​​‍​‍‌‍‍​‌ ​‍‌‍‌‌‌‍‌‍​‍​‍​ ‍‍​‍​‍‌‍‍​‌ ‌​‌ ‌​‌ ​​​ ‍‍​‍ ​‍ ‌‍ ​‌‍ ‌‍​ ‌‍​‌‌‍ ​‌‍‍​‌‍ ‌ ​ ‌ ‌​​ ‍‍​ ​ ​ ​ ​ ​ ​ ​ ​‍ ‌‍‍‌‌‍ ‍‌ ‌​‌‍‌‌‌‍ ‍‌ ‌​​‍ ‌‍‌‌‌‍‌​‌‍‍‌‌ ‌​​‍ ‌‍ ‌‌‍ ‌‍‌​‌‍‌‌​ ‌‌ ​​‌ ​‍‌‍‌‌‌ ​ ‌‍‌‌‌‍ ‍‌ ‌​‌‍​‌‌ ‌​‌‍‍‌‌‍ ‌‍ ‍​ ‍ ‌‍‍‌‌‍‌​​ ‌‌‍‌‍‌‍‌​​ ​‍​ ​​​ ‌​‌‍​‍​ ​ ‌‍‌‍​‍ ‌​ ​ ​ ‌‍‌‍‌​​ ‍​​‍ ‌​ ‌​‌‍​‌​ ​‍​ ‌‍​‍ ‌‌‍​‍‌‍​‍‌‍​‍‌‍‌‍​‍ ‌​ ‌​‌‍​‌‌‍​‍​ ‍‌‌‍​‍​ ‌‌‌‍​‌​ ‌‍​ ‍‌​ ‍​​ ​ ​ ‍​​ ‍ ‌ ‌​‌ ‍‌‌ ​​‌‍‌‌​ ‌‌ ‌ ‌‍ ‌ ​‍‌‍‍ ​ ‍ ‌ ​​‌‍​‌‌ ‌​‌‍‍​​ ‌‌‍​ ‌‍ ‌‍ ‍‌ ‌​‌‍‌‌‌‍ ‍‌ ‌​​‍‌‌​ ‌‌‌​​‍‌‌ ‌‍‍ ‌‍‌‌‌ ‍‌​‍‌‌​ ​ ‌​‌​​‍‌‌​ ​ ‌​‌​​‍‌‌​ ​‍​ ​‍‌‍‌​‌‍‌‍‌‍‌‌‌‍‌​‌‍​‍‌‍‌‌‌‍​‌‌‍‌‍‌‍‌​​ ‌​​ ​‌‌‍‌​​‍‌‌​ ​‍​ ​‍​‍‌‌​ ‌‌‌​‌​​‍ ‍‌‍​ ‌‍‍​‌‍‍‌‌‍ ​‌‍‌​‌ ​‍‌‍‌‌‌‍ ‍​‍‌‌​ ‌‌‌​​‍‌‌ ‌‍‍ ‌‍‌‌‌ ‍‌​‍‌‌​ ​ ‌​‌​​‍‌‌​ ​ ‌​‌​​‍‌‌​ ​‍​ ​‍‌‍​ ‌‍​ ‌‍​‌​ ​‌‌‍​‍​ ‌‍​ ‍‌​ ‌ ​ ‌‍​ ‌‌​ ​‍‌‍‌‌​‍‌‌​ ​‍​ ​‍​‍‌‌​ ‌‌‌​‌​​‍ ‍‌ ‌​‌‍‌‌‌ ‍​‌ ‌​​ ‌‍​‍‌‍​‌‌ ​ ‌‍‌‌‌‌‌‌‌ ​‍‌‍ ​​ ‌‌‍‍​‌ ‌​‌ ‌​‌ ​​​‍‌‌​ ​ ‌​​‌​‍‌‌​ ​‍‌​‌‍​‍‌‌​ ​‍‌​‌‍‌‍ ​‌‍ ‌‍​ ‌‍​‌‌‍ ​‌‍‍​‌‍ ‌ ​ ‌ ‌​​‍‌‌​ ​ ‌​​‌​ ​ ​ ​ ​ ​ ​ ​ ​‍‌‍‌‍‍‌‌‍‌​​ ‌‌‍‌‍‌‍‌​​ ​‍​ ​​​ ‌​‌‍​‍​ ​ ‌‍‌‍​‍ ‌​ ​ ​ ‌‍‌‍‌​​ ‍​​‍ ‌​ ‌​‌‍​‌​ ​‍​ ‌‍​‍ ‌‌‍​‍‌‍​‍‌‍​‍‌‍‌‍​‍ ‌​ ‌​‌‍​‌‌‍​‍​ ‍‌‌‍​‍​ ‌‌‌‍​‌​ ‌‍​ ‍‌​ ‍​​ ​ ​ ‍​​‍‌‍‌ ‌​‌ ‍‌‌ ​​‌‍‌‌​ ‌‌ ‌ ‌‍ ‌ ​‍‌‍‍ ​‍‌‍‌ ​​‌‍​‌‌ ‌​‌‍‍​​ ‌‌‍​ ‌‍ ‌‍ ‍‌ ‌​‌‍‌‌‌‍ ‍‌ ‌​​‍‌‌​ ‌‌‌​​‍‌‌ ‌‍‍ ‌‍‌‌‌ ‍‌​‍‌‌​ ​ ‌​‌​​‍‌‌​ ​ ‌​‌​​‍‌‌​ ​‍​ ​‍‌‍‌​‌‍‌‍‌‍‌‌‌‍‌​‌‍​‍‌‍‌‌‌‍​‌‌‍‌‍‌‍‌​​ ‌​​ ​‌‌‍‌​​‍‌‌​ ​‍​ ​‍​‍‌‌​ ‌‌‌​‌​​‍ ‍‌‍​ ‌‍‍​‌‍‍‌‌‍ ​‌‍‌​‌ ​‍‌‍‌‌‌‍ ‍​‍‌‌​ ‌‌‌​​‍‌‌ ‌‍‍ ‌‍‌‌‌ ‍‌​‍‌‌​ ​ ‌​‌​​‍‌‌​ ​ ‌​‌​​‍‌‌​ ​‍​ ​‍‌‍​ ‌‍​ ‌‍​‌​ ​‌‌‍​‍​ ‌‍​ ‍‌​ ‌ ​ ‌‍​ ‌‌​ ​‍‌‍‌‌​‍‌‌​ ​‍​ ​‍​‍‌‌​ ‌‌‌​‌​​‍ ‍‌ ‌​‌‍‌‌‌ ‍​‌ ‌​​‍‌‍‌ ​​‌‍‌‌‌ ​‍‌ ​ ‌ ​​‌‍‌‌‌‍​ ‌ ‌​‌‍‍‌‌ ‌‍‌‍‌‌​ ‌‌ ​​‌ ‌‌‌‍​‍‌‍ ​‌‍‍‌‌ ​ ‌‍‍​‌‍‌‌‌‍‌​​‍​‍‌ ‌
Slow progress in reducing greenhouse gas emissions has led to
comments that achievement of global climate change mitigation
goals is unlikely, because it is too costly and difficult. It would be
less costly and difficult if international trade in energy-intensive
goods were a normal feature of the zero-carbon economy, as it has
been in the fossil carbon economy. This is difficult when the US
under President Trump has withdrawn from international
cooperation on trade and climate change. Other countries remaining
open and cooperative facilitates re-entry of the US into the global
system and continued progress on agreed climate goals.​​​​‌ ‍ ​‍​‍‌‍ ‌ ​‍‌‍‍‌‌‍‌ ‌‍‍‌‌‍ ‍​‍​‍​ ‍‍​‍​‍‌ ​ ‌‍​‌‌‍ ‍‌‍‍‌‌ ‌​‌ ‍‌​‍ ‍‌‍‍‌‌‍ ​‍​‍​‍ ​​‍​‍‌‍‍​‌ ​‍‌‍‌‌‌‍‌‍​‍​‍​ ‍‍​‍​‍‌‍‍​‌ ‌​‌ ‌​‌ ​​​ ‍‍​‍ ​‍ ‌‍ ​‌‍ ‌‍​ ‌‍​‌‌‍ ​‌‍‍​‌‍ ‌ ​ ‌ ‌​​ ‍‍​ ​ ​ ​ ​ ​ ​ ​ ​‍ ‌‍‍‌‌‍ ‍‌ ‌​‌‍‌‌‌‍ ‍‌ ‌​​‍ ‌‍‌‌‌‍‌​‌‍‍‌‌ ‌​​‍ ‌‍ ‌‌‍ ‌‍‌​‌‍‌‌​ ‌‌ ​​‌ ​‍‌‍‌‌‌ ​ ‌‍‌‌‌‍ ‍‌ ‌​‌‍​‌‌ ‌​‌‍‍‌‌‍ ‌‍ ‍​ ‍ ‌‍‍‌‌‍‌​​ ‌‌‍‌‍‌‍‌​​ ​‍​ ​​​ ‌​‌‍​‍​ ​ ‌‍‌‍​‍ ‌​ ​ ​ ‌‍‌‍‌​​ ‍​​‍ ‌​ ‌​‌‍​‌​ ​‍​ ‌‍​‍ ‌‌‍​‍‌‍​‍‌‍​‍‌‍‌‍​‍ ‌​ ‌​‌‍​‌‌‍​‍​ ‍‌‌‍​‍​ ‌‌‌‍​‌​ ‌‍​ ‍‌​ ‍​​ ​ ​ ‍​​ ‍ ‌ ‌​‌ ‍‌‌ ​​‌‍‌‌​ ‌‌ ‌ ‌‍ ‌ ​‍‌‍‍ ​ ‍ ‌ ​​‌‍​‌‌ ‌​‌‍‍​​ ‌‌‍​ ‌‍ ‌‍ ‍‌ ‌​‌‍‌‌‌‍ ‍‌ ‌​​‍‌‌​ ‌‌‌​​‍‌‌ ‌‍‍ ‌‍‌‌‌ ‍‌​‍‌‌​ ​ ‌​‌​​‍‌‌​ ​ ‌​‌​​‍‌‌​ ​‍​ ​‍​ ‍​‌‍​ ​ ‍​‌‍‌‌‌‍​ ‌‍​ ​ ‌‌‌‍‌​​ ​ ‌‍‌‌‌‍​ ​ ​‍​‍‌‌​ ​‍​ ​‍​‍‌‌​ ‌‌‌​‌​​‍ ‍‌‍​ ‌‍‍​‌‍‍‌‌‍ ​‌‍‌​‌ ​‍‌‍‌‌‌‍ ‍​‍‌‌​ ‌‌‌​​‍‌‌ ‌‍‍ ‌‍‌‌‌ ‍‌​‍‌‌​ ​ ‌​‌​​‍‌‌​ ​ ‌​‌​​‍‌‌​ ​‍​ ​‍‌‍​ ‌‍​ ‌‍‌​​ ‍‌​ ‌ ​ ‍​​ ‍​​ ​‌​ ​‌​ ‌‌‌‍‌‍​ ‌‍​‍‌‌​ ​‍​ ​‍​‍‌‌​ ‌‌‌​‌​​‍ ‍‌ ‌​‌‍‌‌‌ ‍​‌ ‌​​ ‌‍​‍‌‍​‌‌ ​ ‌‍‌‌‌‌‌‌‌ ​‍‌‍ ​​ ‌‌‍‍​‌ ‌​‌ ‌​‌ ​​​‍‌‌​ ​ ‌​​‌​‍‌‌​ ​‍‌​‌‍​‍‌‌​ ​‍‌​‌‍‌‍ ​‌‍ ‌‍​ ‌‍​‌‌‍ ​‌‍‍​‌‍ ‌ ​ ‌ ‌​​‍‌‌​ ​ ‌​​‌​ ​ ​ ​ ​ ​ ​ ​ ​‍‌‍‌‍‍‌‌‍‌​​ ‌‌‍‌‍‌‍‌​​ ​‍​ ​​​ ‌​‌‍​‍​ ​ ‌‍‌‍​‍ ‌​ ​ ​ ‌‍‌‍‌​​ ‍​​‍ ‌​ ‌​‌‍​‌​ ​‍​ ‌‍​‍ ‌‌‍​‍‌‍​‍‌‍​‍‌‍‌‍​‍ ‌​ ‌​‌‍​‌‌‍​‍​ ‍‌‌‍​‍​ ‌‌‌‍​‌​ ‌‍​ ‍‌​ ‍​​ ​ ​ ‍​​‍‌‍‌ ‌​‌ ‍‌‌ ​​‌‍‌‌​ ‌‌ ‌ ‌‍ ‌ ​‍‌‍‍ ​‍‌‍‌ ​​‌‍​‌‌ ‌​‌‍‍​​ ‌‌‍​ ‌‍ ‌‍ ‍‌ ‌​‌‍‌‌‌‍ ‍‌ ‌​​‍‌‌​ ‌‌‌​​‍‌‌ ‌‍‍ ‌‍‌‌‌ ‍‌​‍‌‌​ ​ ‌​‌​​‍‌‌​ ​ ‌​‌​​‍‌‌​ ​‍​ ​‍​ ‍​‌‍​ ​ ‍​‌‍‌‌‌‍​ ‌‍​ ​ ‌‌‌‍‌​​ ​ ‌‍‌‌‌‍​ ​ ​‍​‍‌‌​ ​‍​ ​‍​‍‌‌​ ‌‌‌​‌​​‍ ‍‌‍​ ‌‍‍​‌‍‍‌‌‍ ​‌‍‌​‌ ​‍‌‍‌‌‌‍ ‍​‍‌‌​ ‌‌‌​​‍‌‌ ‌‍‍ ‌‍‌‌‌ ‍‌​‍‌‌​ ​ ‌​‌​​‍‌‌​ ​ ‌​‌​​‍‌‌​ ​‍​ ​‍‌‍​ ‌‍​ ‌‍‌​​ ‍‌​ ‌ ​ ‍​​ ‍​​ ​‌​ ​‌​ ‌‌‌‍‌‍​ ‌‍​‍‌‌​ ​‍​ ​‍​‍‌‌​ ‌‌‌​‌​​‍ ‍‌ ‌​‌‍‌‌‌ ‍​‌ ‌​​‍‌‍‌ ​​‌‍‌‌‌ ​‍‌ ​ ‌ ​​‌‍‌‌‌‍​ ‌ ‌​‌‍‍‌‌ ‌‍‌‍‌‌​ ‌‌ ​​‌ ‌‌‌‍​‍‌‍ ​‌‍‍‌‌ ​ ‌‍‍​‌‍‌‌‌‍‌​​‍​‍‌ ‌
Ross Garnaut​​​​‌ ‍ ​‍​‍‌‍ ‌ ​‍‌‍‍‌‌‍‌ ‌‍‍‌‌‍ ‍​‍​‍​ ‍‍​‍​‍‌ ​ ‌‍​‌‌‍ ‍‌‍‍‌‌ ‌​‌ ‍‌​‍ ‍‌‍‍‌‌‍ ​‍​‍​‍ ​​‍​‍‌‍‍​‌ ​‍‌‍‌‌‌‍‌‍​‍​‍​ ‍‍​‍​‍‌‍‍​‌ ‌​‌ ‌​‌ ​​​ ‍‍​‍ ​‍ ‌‍ ​‌‍ ‌‍​ ‌‍​‌‌‍ ​‌‍‍​‌‍ ‌ ​ ‌ ‌​​ ‍‍​ ​ ​ ​ ​ ​ ​ ​ ​‍ ‌‍‍‌‌‍ ‍‌ ‌​‌‍‌‌‌‍ ‍‌ ‌​​‍ ‌‍‌‌‌‍‌​‌‍‍‌‌ ‌​​‍ ‌‍ ‌‌‍ ‌‍‌​‌‍‌‌​ ‌‌ ​​‌ ​‍‌‍‌‌‌ ​ ‌‍‌‌‌‍ ‍‌ ‌​‌‍​‌‌ ‌​‌‍‍‌‌‍ ‌‍ ‍​ ‍ ‌‍‍‌‌‍‌​​ ‌‌‍​‌​ ​ ‌‍‌‌‌‍​‌‌‍‌‍‌‍​‍​ ‌‌​ ​ ​‍ ‌‌‍​‌​ ‌‌​ ‌​​ ​‍​‍ ‌​ ‌​​ ​‌‌‍​‌​ ‌​​‍ ‌​ ‍​‌‍‌‍‌‍‌​‌‍‌‍​‍ ‌​ ​‍​ ​ ​ ‍​‌‍​ ‌‍​ ​ ‌‍​ ‍‌‌‍​‌​ ​ ‌‍‌​​ ​‍‌‍‌‌​ ‍ ‌ ‌​‌ ‍‌‌ ​​‌‍‌‌​ ‌‌‍​‌‌ ‌‌‌ ‌​‌‍‍​‌‍ ‌ ​‍​ ‍ ‌ ​​‌‍​‌‌ ‌​‌‍‍​​ ‌‌‍ ‍‌‍​‌‌‍ ‌‌‍‌‌​ ‌‍​‍‌‍​‌‌ ​ ‌‍‌‌‌‌‌‌‌ ​‍‌‍ ​​ ‌‌‍‍​‌ ‌​‌ ‌​‌ ​​​‍‌‌​ ​ ‌​​‌​‍‌‌​ ​‍‌​‌‍​‍‌‌​ ​‍‌​‌‍‌‍ ​‌‍ ‌‍​ ‌‍​‌‌‍ ​‌‍‍​‌‍ ‌ ​ ‌ ‌​​‍‌‌​ ​ ‌​​‌​ ​ ​ ​ ​ ​ ​ ​ ​‍‌‍‌‍‍‌‌‍‌​​ ‌‌‍​‌​ ​ ‌‍‌‌‌‍​‌‌‍‌‍‌‍​‍​ ‌‌​ ​ ​‍ ‌‌‍​‌​ ‌‌​ ‌​​ ​‍​‍ ‌​ ‌​​ ​‌‌‍​‌​ ‌​​‍ ‌​ ‍​‌‍‌‍‌‍‌​‌‍‌‍​‍ ‌​ ​‍​ ​ ​ ‍​‌‍​ ‌‍​ ​ ‌‍​ ‍‌‌‍​‌​ ​ ‌‍‌​​ ​‍‌‍‌‌​‍‌‍‌ ‌​‌ ‍‌‌ ​​‌‍‌‌​ ‌‌‍​‌‌ ‌‌‌ ‌​‌‍‍​‌‍ ‌ ​‍​‍‌‍‌ ​​‌‍​‌‌ ‌​‌‍‍​​ ‌‌‍ ‍‌‍​‌‌‍ ‌‌‍‌‌​‍‌‍‌ ​​‌‍‌‌‌ ​‍‌ ​ ‌ ​​‌‍‌‌‌‍​ ‌ ‌​‌‍‍‌‌ ‌‍‌‍‌‌​ ‌‌ ​​‌ ‌‌‌‍​‍‌‍ ​‌‍‍‌‌ ​ ‌‍‍​‌‍‌‌‌‍‌​​‍​‍‌ ‌